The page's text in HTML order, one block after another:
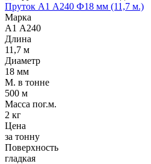
Пруток А1 А240 Ф18 мм (11,7 м.)
Марка
А1 А240
Длина
11,7 м
Диаметр
18 мм
М. в тонне
500 м
Масса пог.м.
2 кг
Цена
за тонну
Поверхность
гладкая